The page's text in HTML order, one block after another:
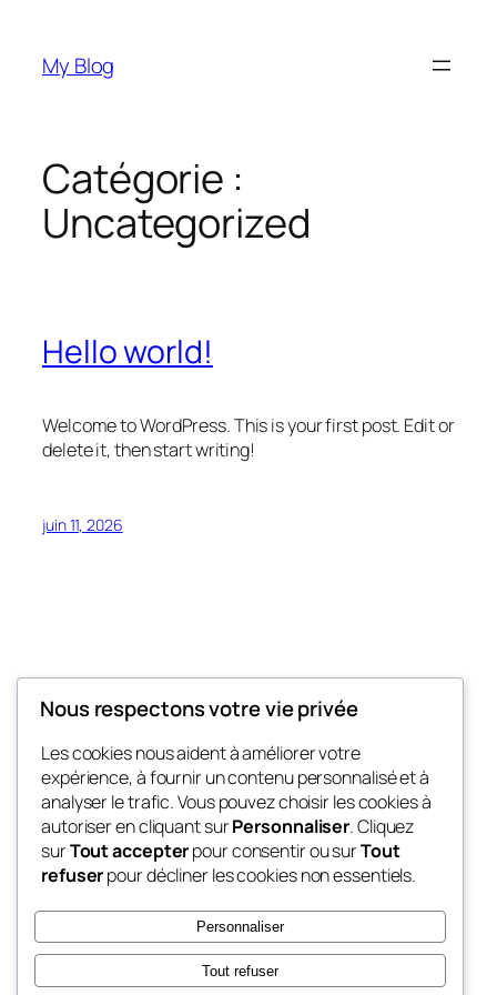
contenu
My Blog
Catégorie :
Uncategorized
Hello world!
Welcome to WordPress. This is your first post. Edit or
delete it, then start writing!
juin 11, 2026
My Blog
My WordPress Blog
Blog
À propos
FAQ
Auteurs/autrices
Évènements
Boutique
Compositions
Thèmes
Nous respectons votre vie privée
Les cookies nous aident à améliorer votre
expérience, à fournir un contenu personnalisé et à
analyser le trafic. Vous pouvez choisir les cookies à
autoriser en cliquant surPersonnaliser. Cliquez
surTout accepterpour consentir ou surTout
refuserpour décliner les cookies non essentiels.
Personnaliser
Tout refuser